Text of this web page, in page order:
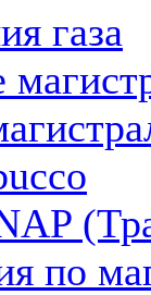
газа
по